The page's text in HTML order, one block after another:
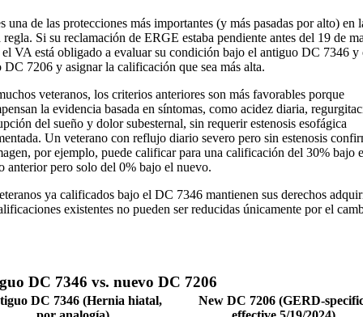
una de las protecciones más importantes (y más pasadas por alto) en
regla. Si su reclamación de ERGE estaba pendiente antes del 19 de
VA está obligado a evaluar su condición bajo el antiguo DC 7346 y
DC 7206 y asignar la calificación que sea más alta.
veteranos, los criterios anteriores son más favorables porque
la evidencia basada en síntomas, como acidez diaria,
del sueño y dolor subesternal, sin requerir estenosis esofágica
Un veterano con reflujo diario severo pero sin estenosis
por ejemplo, puede calificar para una calificación del 30% bajo
anterior pero solo del 0% bajo el nuevo.
ya calificados bajo el DC 7346 mantienen sus derechos
existentes no pueden ser reducidas únicamente por el
DC 7346 vs. nuevo DC 7206
DC 7346 (Hernia hiatal,
New DC 7206 (GERD-